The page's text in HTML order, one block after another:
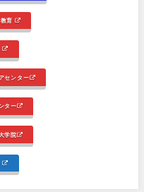
育
センター
ター
学院